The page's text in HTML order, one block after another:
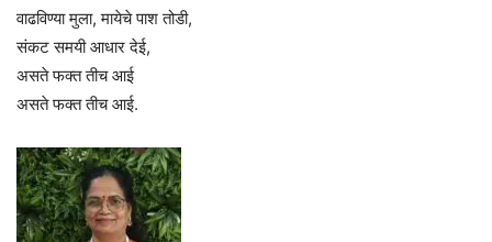
वाढविण्या मुला, मायेचे पाश तोडी,
संकट समयी आधार देई,
असते फक्त तीच आई
असते फक्त तीच आई.